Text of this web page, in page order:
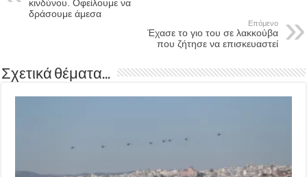
κινδύνου. Οφείλουμε να
δράσουμε άμεσα
Επόμενο
Έχασε το γιο του σε λακκούβα
που ζήτησε να επισκευαστεί
Σχετικά θέματα...